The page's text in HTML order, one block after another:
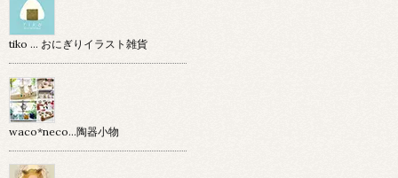
tiko … おにぎりイラスト雑貨
waco*neco...陶器小物